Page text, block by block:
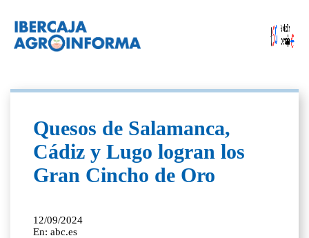
Quesos de Salamanca,
Cádiz y Lugo logran los
Gran Cincho de Oro
12/09/2024
En: abc.es